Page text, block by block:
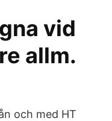
vid
allm.
och med HT